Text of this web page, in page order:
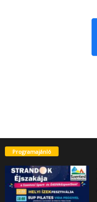
Programajánló